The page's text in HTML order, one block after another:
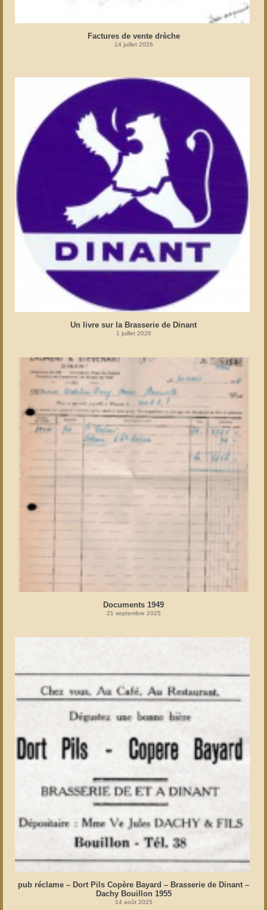
Factures de vente drèche
14 juillet 2026
Un livre sur la Brasserie de Dinant
1 juillet 2026
Documents 1949
21 septembre 2025
pub réclame – Dort Pils Copère Bayard – Brasserie de Dinant –
Dachy Bouillon 1955
14 août 2025